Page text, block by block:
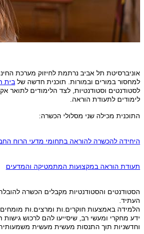
אוניברסיטת תל אביב נרתמת לחיזוק מערכת
למחסור במורים ובמורות. תוכנית חדשה של בית
לסטודנטים וסטודנטיות, לצד הלימודים לתואר
לימודים לתעודת הוראה.
התוכנית מכילה שני מסלולי הכשרה:
היחידה להכשרה להוראה בתחומי מדעי הרוח
תעודת הוראה במקצועות המתמטיקה והמדעים
הסטודנטים והסטודנטיות מקבלים הכשרה להובלת
העתיד.
הלמידה באמצעות חוקרים.ות ומרצים.ות
ידע מחקרי ומעשי רב, שיסייעו להם לרכוש
וחדשניות תוך התנסות מעשית מעשית